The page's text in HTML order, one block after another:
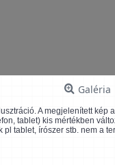
Galéria
A megjelenített kép
tablet) kis mértékben
pl tablet, írószer stb. nem a